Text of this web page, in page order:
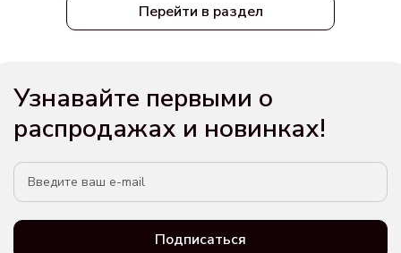
Перейти в раздел
Узнавайте первыми о
распродажах и новинках!
Подписаться